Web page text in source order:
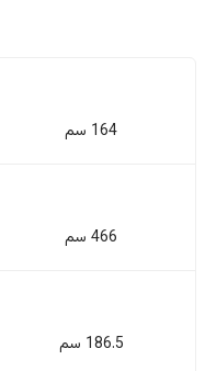
164 سم
466 سم
186.5 سم